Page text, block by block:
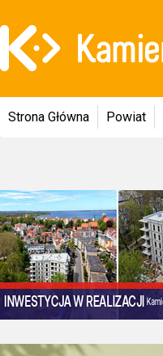
Strona Główna Powiat